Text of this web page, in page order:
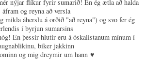
nýjar flíkur fyrir sumarið! En ég ætla að halda
áfram og reyna að versla
mikla áherslu á orðið "að reyna") og svo fer ég
í byrjun sumarsins
En þessir hlutir eru á óskalistanum mínum í
biker jakkinn
og mig dreymir um hann ♥